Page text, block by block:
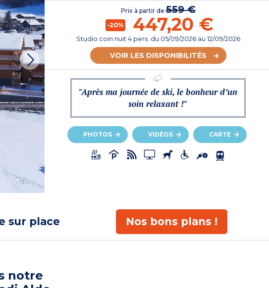
Prix à partir de559 €
-20% 447,20 €
Studio coin nuit 4 pers. du 05/09/2026au 12/09/2026
VOIR LES DISPONIBILITÉS
"Après ma journée de ski, le bonheur d’un
soin relaxant !"
PHOTOS VIDÉOS CARTE
sur place Nos bons plans !
notre